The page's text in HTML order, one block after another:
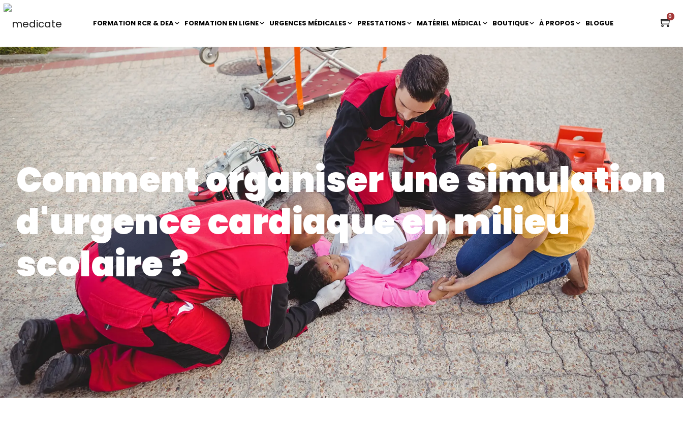
FORMATION RCR & DEA FORMATION EN LIGNE URGENCES MÉDICALES PRESTATIONS MATÉRIEL MÉDICAL BOUTIQUE À PROPOS BLOGUE
0
Comment organiser une simulation
d'urgence cardiaque en milieu
scolaire ?